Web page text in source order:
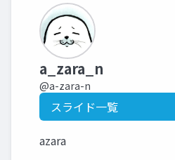
a_zara_n
@a-zara-n
スライド一覧
azara